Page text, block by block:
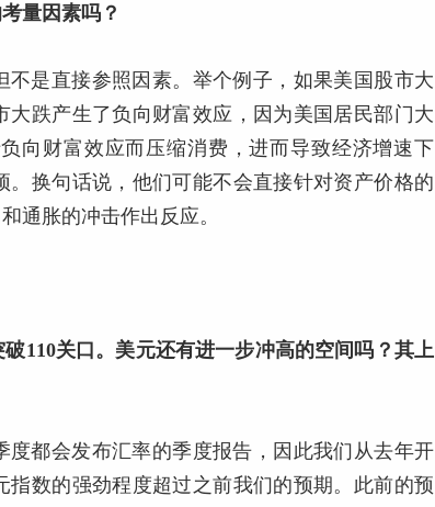
量因素吗？
是直接参照因素。举个例子，如果美国股市大
跌产生了负向财富效应，因为美国居民部门大
向财富效应而压缩消费，进而导致经济增速下
换句话说，他们可能不会直接针对资产价格的
通胀的冲击作出反应。
110关口。美元还有进一步冲高的空间吗？其上
都会发布汇率的季度报告，因此我们从去年开
数的强劲程度超过之前我们的预期。此前的预